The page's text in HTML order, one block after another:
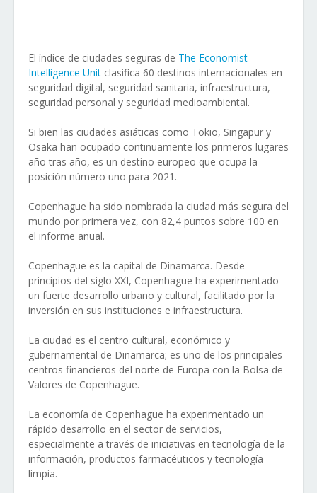
El índice de ciudades seguras de The Economist
Intelligence Unit clasifica 60 destinos internacionales en
seguridad digital, seguridad sanitaria, infraestructura,
seguridad personal y seguridad medioambiental.
Si bien las ciudades asiáticas como Tokio, Singapur y
Osaka han ocupado continuamente los primeros lugares
año tras año, es un destino europeo que ocupa la
posición número uno para 2021.
Copenhague ha sido nombrada la ciudad más segura del
mundo por primera vez, con 82,4 puntos sobre 100 en
el informe anual.
Copenhague es la capital de Dinamarca. Desde
principios del siglo XXI, Copenhague ha experimentado
un fuerte desarrollo urbano y cultural, facilitado por la
inversión en sus instituciones e infraestructura.
La ciudad es el centro cultural, económico y
gubernamental de Dinamarca; es uno de los principales
centros financieros del norte de Europa con la Bolsa de
Valores de Copenhague.
La economía de Copenhague ha experimentado un
rápido desarrollo en el sector de servicios,
especialmente a través de iniciativas en tecnología de la
información, productos farmacéuticos y tecnología
limpia.